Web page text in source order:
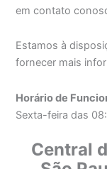
em contato
Estamos à
fornecer mais
Horário de
Sexta-feira das
Central